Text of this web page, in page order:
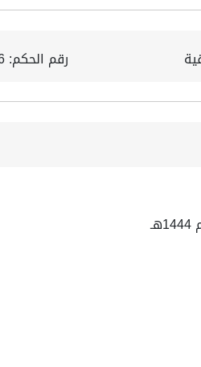
رقم الحكم: 4430613166